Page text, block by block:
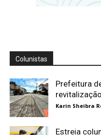
Colunistas
Prefeitura
Karin Sheibra
Estreia